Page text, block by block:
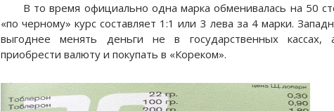
В то время официально одна марка обменивалась на 50
«по черному» курс составляет 1:1 или 3 лева за 4 марки.
выгоднее менять деньги не в государственных кассах,
приобрести валюту и покупать в «Кореком».